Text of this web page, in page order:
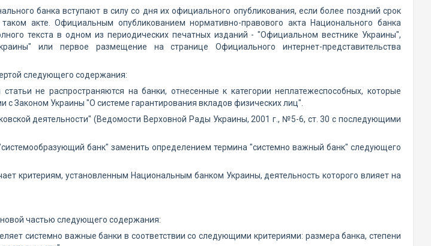
банка вступают в силу со дня их официального опубликования, если более поздний срок
акте. Официальным опубликованием нормативно-правового акта Национального банка
текста в одном из периодических печатных изданий - "Официальном вестнике Украины",
или первое размещение на странице Официального интернет-представительства
следующего содержания:
не распространяются на банки, отнесенные к категории неплатежеспособных, которые
с Законом Украины "О системе гарантирования вкладов физических лиц".
деятельности" (Ведомости Верховной Рады Украины, 2001 г., №5-6, ст. 30 с последующими
банк" заменить определением термина "системно важный банк" следующего
критериям, установленным Национальным банком Украины, деятельность которого влияет на
частью следующего содержания:
системно важные банки в соответствии со следующими критериями: размера банка, степени